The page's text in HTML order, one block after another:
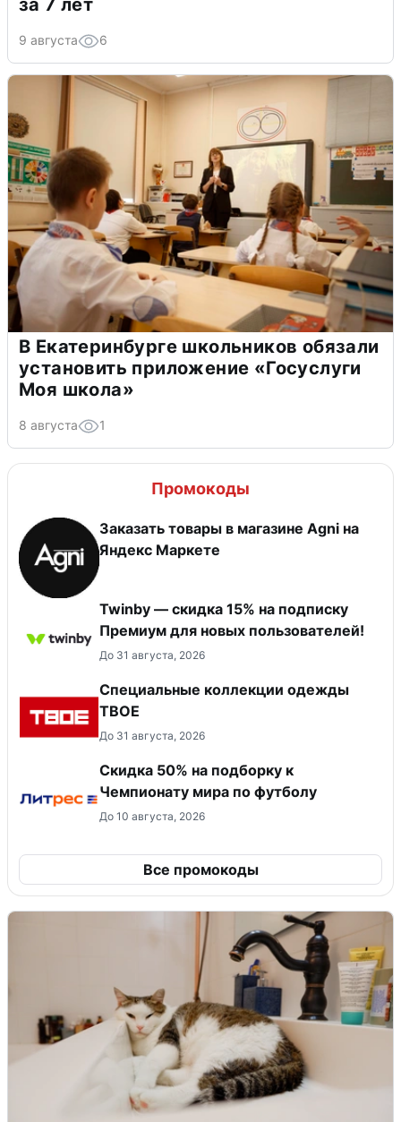
за 7 лет
9 августа 6
В Екатеринбурге школьников обязали
установить приложение «Госуслуги
Моя школа»
8 августа 1
Промокоды
Заказать товары в магазине Agni на
Яндекс Маркете
Twinby — скидка 15% на подписку
Премиум для новых пользователей!
До 31 августа, 2026
Специальные коллекции одежды
ТВОЕ
До 31 августа, 2026
Скидка 50% на подборку к
Чемпионату мира по футболу
До 10 августа, 2026
Все промокоды